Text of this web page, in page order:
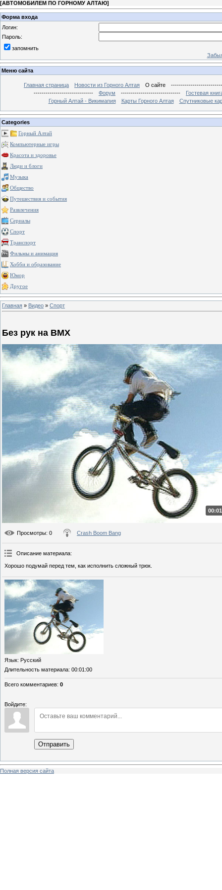
[АВТОМОБИЛЕМ ПО ГОРНОМУ АЛТАЮ]
Форма входа
Логин:
Пароль:
запомнить
Меню сайта
Главная страница Новости из Горного Алтая О сайте
------------------------------
Форум ------------------------------
Гостевая
Горный Алтай - Викимапия
Карты Горного Алтая Спутниковые
Categories
Горный Алтай
Компьютерные игры
Красота и здоровье
Люди и блоги
Музыка
Общество
Путешествия и события
Развлечения
Сериалы
Спорт
Транспорт
Фильмы и анимация
Хобби и образование
Юмор
Другое
Главная » Видео » Спорт
Без рук на BMX
Просмотры: 0 Crash Boom Bang
Описание материала:
Хорошо подумай перед тем, как исполнить сложный трюк.
Язык: Русский
Длительность материала: 00:01:00
Всего комментариев: 0
Войдите:
Отправить
Полная версия сайта